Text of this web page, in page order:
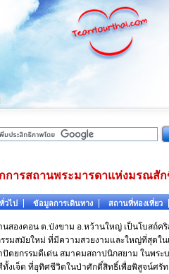
การสถานพระมารดาแห่งมรณสั
วไป ข้อมูลการเดินทาง สถานที่ท่องเที่ยว
นสองคอน ต.ป่งขาม อ.หว้านใหญ่ เป็นโบสถ์ค
รมสมัยใหม่ ที่มีความสวยงามและใหญ่ที่สุดใน
ปัตยกรรมดีเด่น สมาคมสถาปนิกสยาม ในพระ
งเจ็ด ที่อุทิศชีวิตในป่าศักดิ์สิทธิ์เพื่อพิสูจน์ศรัท